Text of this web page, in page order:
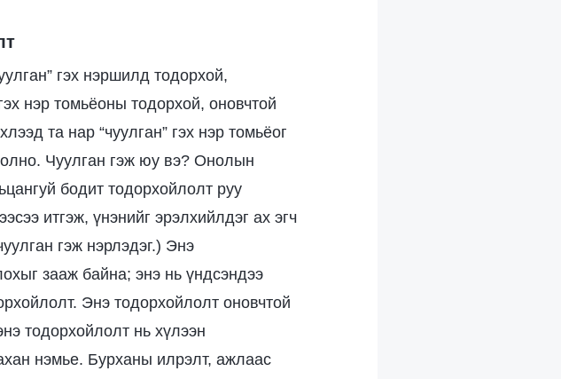
гэх нэршилд тодорхой,
нэр томьёоны тодорхой, оновчтой
та нар “чуулган” гэх нэр томьёог
Чуулган гэж юу вэ? Онолын
бодит тодорхойлолт руу
итгэж, үнэнийг эрэлхийлдэг ах эгч
гэж нэрлэдэг.) Энэ
зааж байна; энэ нь үндсэндээ
Энэ тодорхойлолт оновчтой
тодорхойлолт нь хүлээн
нэмье. Бурханы илрэлт, ажлаас